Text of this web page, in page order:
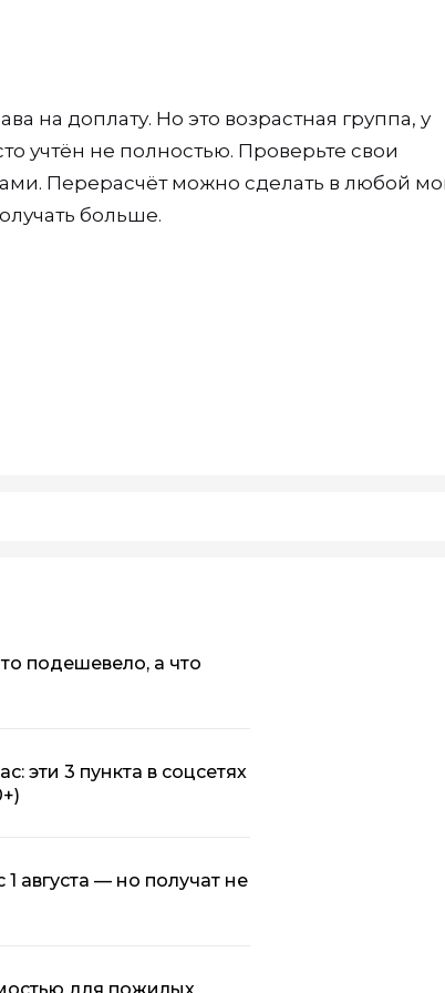
на доплату. Но это возрастная группа, у
учтён не полностью. Проверьте свои
Перерасчёт можно сделать в любой
больше.
подешевело, а что
эти 3 пункта в соцсетях
августа — но получат не